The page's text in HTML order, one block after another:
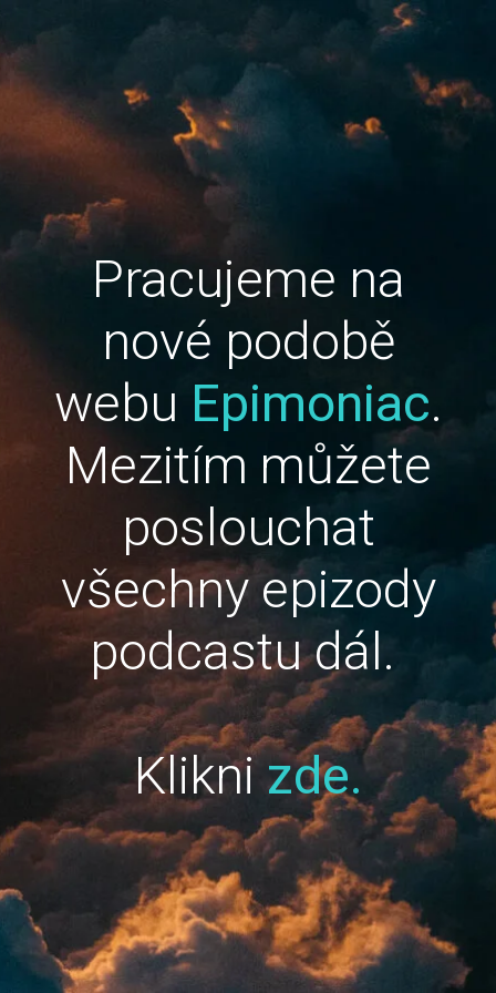
Pracujeme na
nové podobě
webu Epimoniac.
Mezitím můžete
poslouchat
všechny epizody
podcastu dál.
Kliknizde.